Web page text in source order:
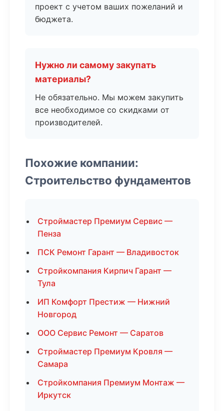
проект с учетом ваших пожеланий и
бюджета.
Нужно ли самому закупать
материалы?
Не обязательно. Мы можем закупить
все необходимое со скидками от
производителей.
Похожие компании:
Строительство фундаментов
Строймастер Премиум Сервис —
Пенза
ПСК Ремонт Гарант — Владивосток
Стройкомпания Кирпич Гарант —
Тула
ИП Комфорт Престиж — Нижний
Новгород
ООО Сервис Ремонт — Саратов
Строймастер Премиум Кровля —
Самара
Стройкомпания Премиум Монтаж —
Иркутск